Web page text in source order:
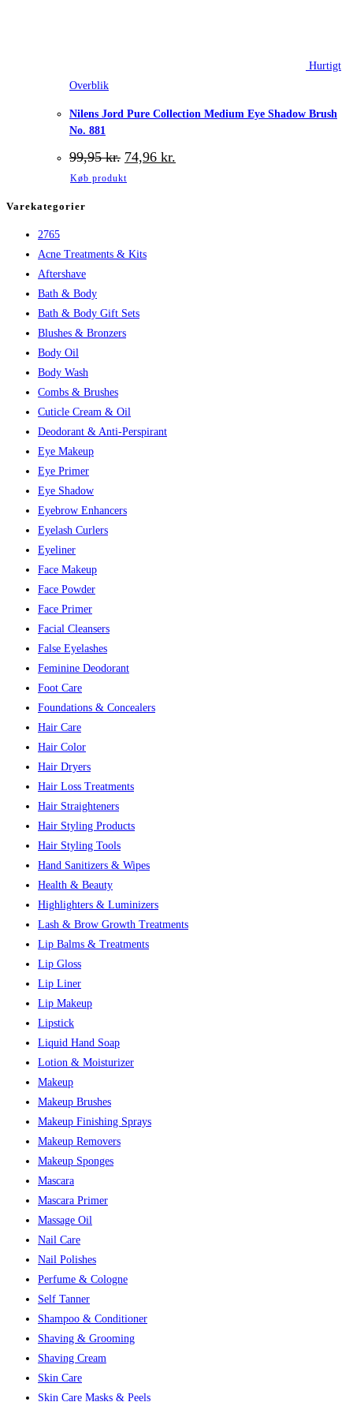
Hurtigt
Overblik
Nilens Jord Pure Collection Medium Eye Shadow Brush
No. 881
99,95kr. Den
oprindelige
pris
74,96 kr.
aktuelle
Køb produkt
Varekategorier
2765
Acne Treatments & Kits
Aftershave
Bath & Body
Bath & Body Gift Sets
Blushes & Bronzers
Body Oil
Body Wash
Combs & Brushes
Cuticle Cream & Oil
Deodorant & Anti-Perspirant
Eye Makeup
Eye Primer
Eye Shadow
Eyebrow Enhancers
Eyelash Curlers
Eyeliner
Face Makeup
Face Powder
Face Primer
Facial Cleansers
False Eyelashes
Feminine Deodorant
Foot Care
Foundations & Concealers
Hair Care
Hair Color
Hair Dryers
Hair Loss Treatments
Hair Straighteners
Hair Styling Products
Hair Styling Tools
Hand Sanitizers & Wipes
Health & Beauty
Highlighters & Luminizers
Lash & Brow Growth Treatments
Lip Balms & Treatments
Lip Gloss
Lip Liner
Lip Makeup
Lipstick
Liquid Hand Soap
Lotion & Moisturizer
Makeup
Makeup Brushes
Makeup Finishing Sprays
Makeup Removers
Makeup Sponges
Mascara
Mascara Primer
Massage Oil
Nail Care
Nail Polishes
Perfume & Cologne
Self Tanner
Shampoo & Conditioner
Shaving & Grooming
Shaving Cream
Skin Care
Skin Care Masks & Peels